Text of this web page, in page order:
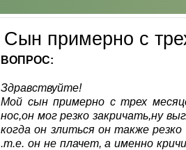
Сын примерно с
ВОПРОС:
Здравствуйте!
Мой сын примерно с трех
нос,он мог резко закричать,ну
когда он злиться он также
.т.е. он не плачет, а именно